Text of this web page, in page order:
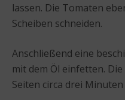
lassen. Die Tomaten
Scheiben schneiden.
Anschließend eine
mit dem Öl einfetten.
Seiten circa drei